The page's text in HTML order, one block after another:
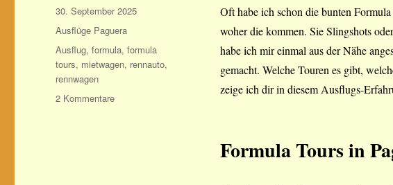
Oft habe ich schon die bunten
woher die kommen. Sie Slingshots
habe ich mir einmal aus der Nähe
gemacht. Welche Touren es gibt,
zeige ich dir in diesem Ausflugs-
Formula Tours in
Veröffentlicht
am
30. September 2025
Kategorien
Ausflüge Paguera
Schlagwörter
Ausflug,formula,formula
tours, mietwagen, rennauto,
rennwagen
2 Kommentarezu